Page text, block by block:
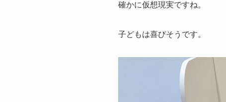
確かに仮想現実ですね。
子どもは喜びそうです。